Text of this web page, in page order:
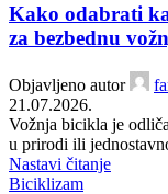
Kako odabrati
za bezbednu
Objavljeno autor
21.07.2026.
Vožnja bicikla je
u prirodi ili
Nastavi čitanje
Biciklizam